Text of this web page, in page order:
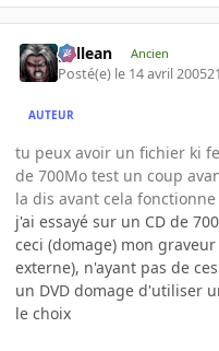
gallean Ancien
Posté(e) le 14 avril 2005
AUTEUR
tu peux avoir un fichier ki
de 700Mo test un coup
la dis avant cela fonctionne
j'ai essayé sur un CD de
ceci (domage) mon
externe), n'ayant pas de
un DVD domage d'utiliser
le choix